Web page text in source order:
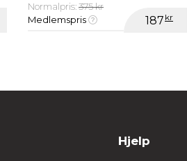
Normalpris:375 kr
Medlemspris
187kr
Hjelp